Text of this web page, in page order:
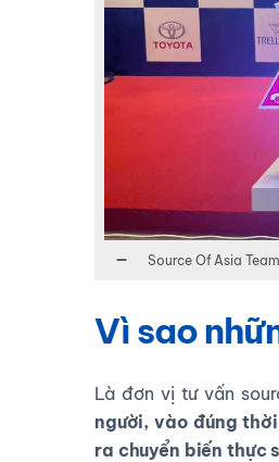
Source Of Asia
Vì sao
Là đơn vị tư vấn
người, vào đúng
ra chuyển biến thực